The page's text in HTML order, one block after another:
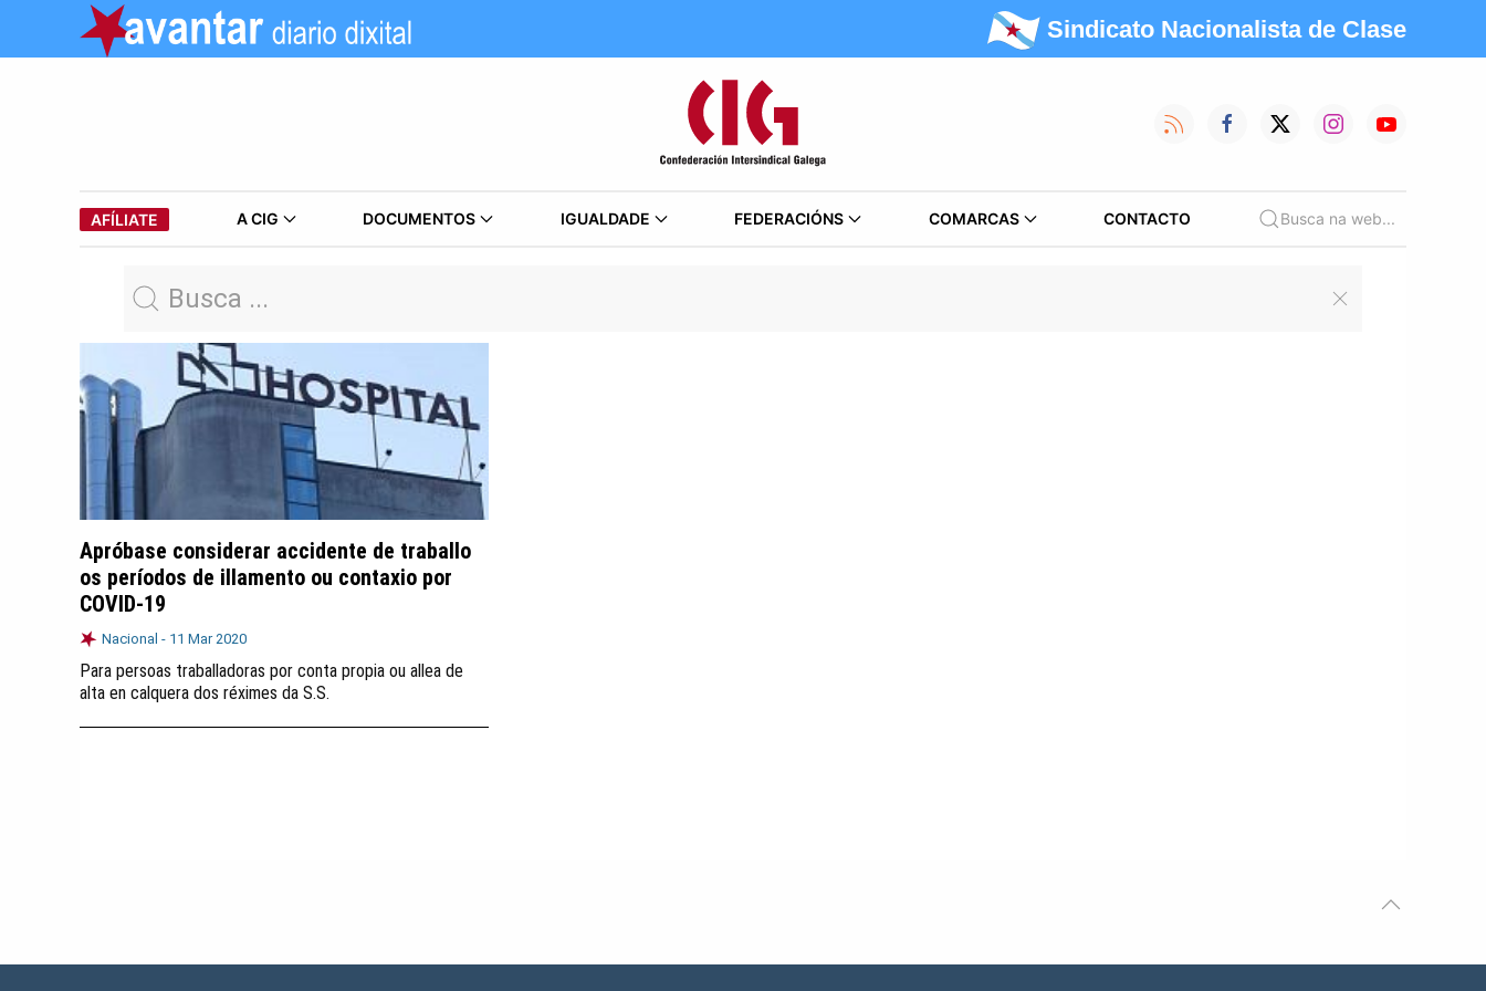
Sindicato Nacionalista de Clase
AFÍLIATE A CIG DOCUMENTOS IGUALDADE FEDERACIÓNS COMARCAS CONTACTO Busca na web...
Apróbase considerar accidente de traballo
os períodos de illamento ou contaxio por
COVID-19
Nacional - 11 Mar 2020
Para persoas traballadoras por conta propia ou allea de
alta en calquera dos réximes da S.S.